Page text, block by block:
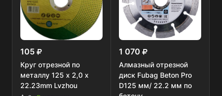
105
Круг отрезной по
металлу 125 x 2,0 x
22.23mm Lvzhou
1 070
Алмазный отрезной
диск Fubag Beton Pro
D125 мм/ 22.2 мм по